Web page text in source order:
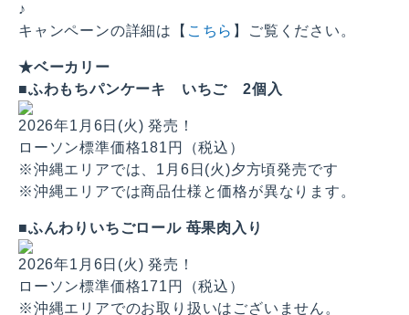
♪
キャンペーンの詳細は【 こちら 】ご覧ください。
★ベーカリー
■ふわもちパンケーキ いちご 2個入
2026年1月6日(火) 発売！
ローソン標準価格181円（税込）
※沖縄エリアでは、1月6日(火)夕方頃発売です
※沖縄エリアでは商品仕様と価格が異なります。
■ふんわりいちごロール 苺果肉入り
2026年1月6日(火) 発売！
ローソン標準価格171円（税込）
※沖縄エリアでのお取り扱いはございません。